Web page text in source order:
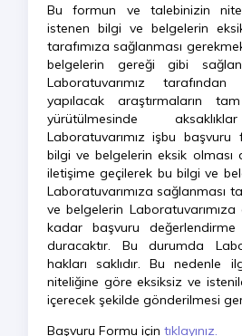
Bu formun ve talebinizin
istenen bilgi ve belgelerin
tarafımıza sağlanması
belgelerin gereği gibi
Laboratuvarımız
yapılacak araştırmaların
yürütülmesinde
Laboratuvarımız işbu
bilgi ve belgelerin eksik olması
iletişime geçilerek bu bilgi ve
Laboratuvarımıza sağlanması
ve belgelerin
kadar başvuru
duracaktır. Bu durumda
hakları saklıdır. Bu nedenle
niteliğine göre eksiksiz ve
içerecek şekilde gönderilmesi
Başvuru Formu için tıklayınız.